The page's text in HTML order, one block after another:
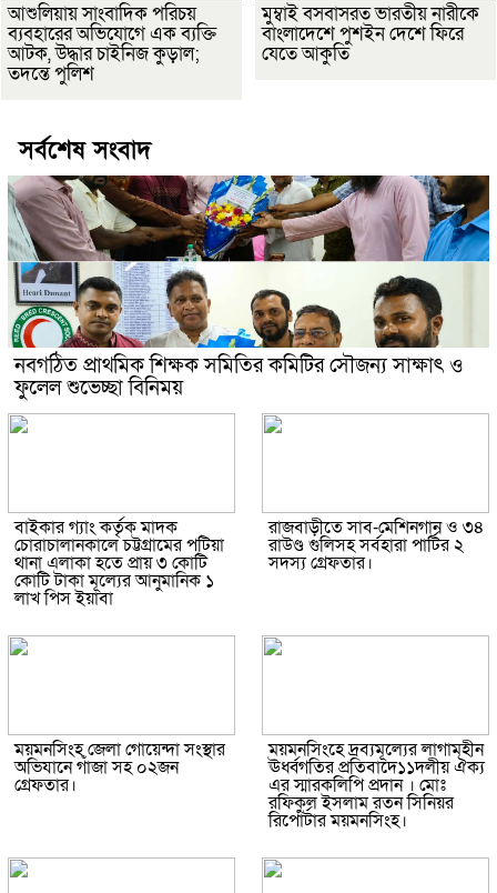
আশুলিয়ায় সাংবাদিক পরিচয়
ব্যবহারের অভিযোগে এক ব্যক্তি
আটক, উদ্ধার চাইনিজ কুড়াল;
তদন্তে পুলিশ
মুম্বাই বসবাসরত ভারতীয় নারীকে
বাংলাদেশে পুশইন দেশে ফিরে
যেতে আকুতি
সর্বশেষ সংবাদ
নবগঠিত প্রাথমিক শিক্ষক সমিতির কমিটির সৌজন্য সাক্ষাৎ ও
ফুলেল শুভেচ্ছা বিনিময়
বাইকার গ্যাং কর্তৃক মাদক
চোরাচালানকালে চট্টগ্রামের পটিয়া
থানা এলাকা হতে প্রায় ৩ কোটি
কোটি টাকা মূল্যের আনুমানিক ১
লাখ পিস ইয়াবা
রাজবাড়ীতে সাব-মেশিনগান ও ৩৪
রাউণ্ড গুলিসহ সর্বহারা পার্টির ২
সদস্য গ্রেফতার।
ময়মনসিংহ জেলা গোয়েন্দা সংস্থার
অভিযানে গাঁজা সহ ০২জন
গ্রেফতার।
ময়মনসিংহে দ্রব্যমূল্যের লাগামহীন
ঊর্ধ্বগতির প্রতিবাদে১১দলীয় ঐক্য
এর স্মারকলিপি প্রদান । মোঃ
রফিকুল ইসলাম রতন সিনিয়র
রিপোর্টার ময়মনসিংহ।